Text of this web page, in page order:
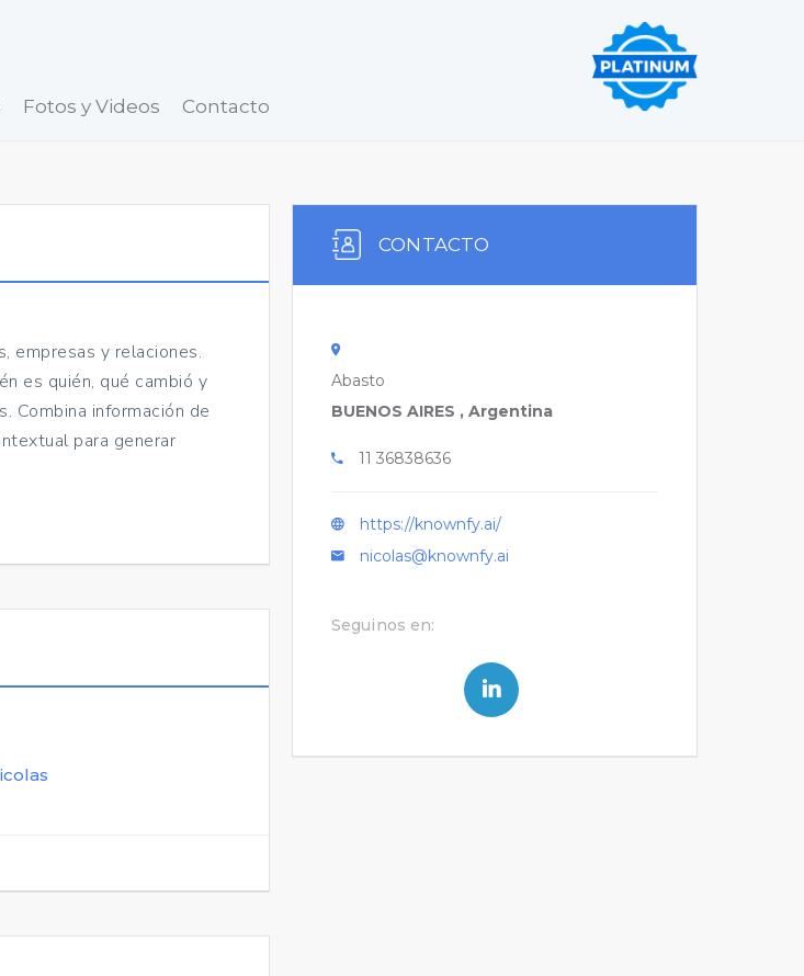
Fotos y Videos Contacto
empresas y relaciones.
es quién, qué cambió y
Combina información de
para generar
CONTACTO
Abasto
BUENOS AIRES , Argentina
11 36838636
https://knownfy.ai/
nicolas@knownfy.ai
Seguinos en: